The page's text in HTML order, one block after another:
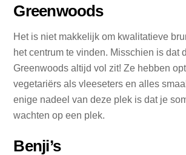
Greenwoods
Het is niet makkelijk om kwalitatieve
het centrum te vinden. Misschien is dat
Greenwoods altijd vol zit! Ze hebben
vegetariërs als vleeseters en alles
enige nadeel van deze plek is dat je
wachten op een plek.
Benji’s